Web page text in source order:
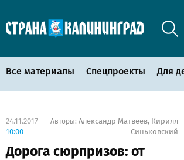
Все материалы Спецпроекты Для
24.11.2017
10:00
Авторы: Александр Матвеев, Кирилл
Синьковский
Дорога сюрпризов: от